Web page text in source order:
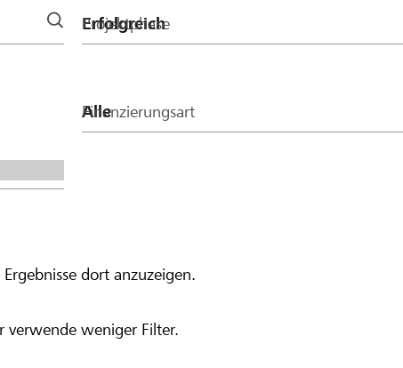
Projektphase
Finanzierungsart
dort anzuzeigen.
verwende weniger Filter.